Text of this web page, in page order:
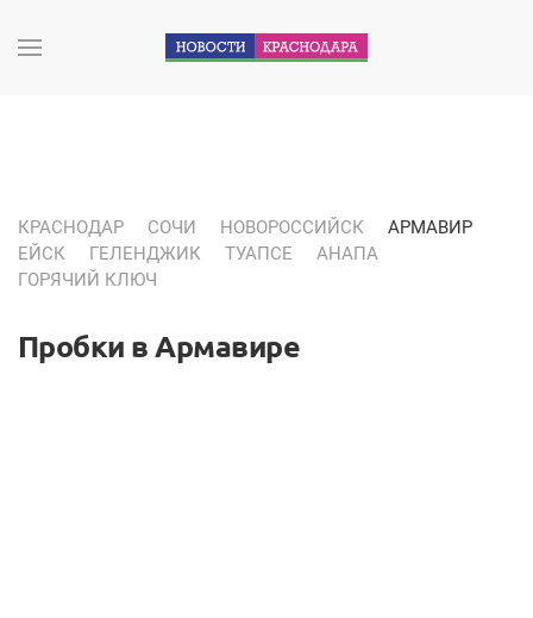
КРАСНОДАР СОЧИ НОВОРОССИЙСК
АРМАВИР
ЕЙСК
ГЕЛЕНДЖИК ТУАПСЕ
АНАПА
ГОРЯЧИЙ КЛЮЧ
Пробки в Армавире